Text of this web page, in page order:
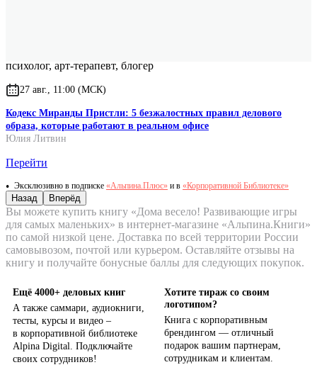
психолог, арт-терапевт, блогер
27 авг., 11:00 (МСК)
Кодекс Миранды Пристли: 5 безжалостных правил делового
образа, которые работают в реальном офисе
Юлия Литвин
Перейти
Эксклюзивно в подписке «Альпина.Плюс» и в «Корпоративной Библиотеке»
Назад Вперёд
Вы можете купить книгу «Дома весело! Развивающие игры
для самых маленьких» в интернет-магазине «Альпина.Книги»
по самой низкой цене. Доставка по всей территории России
самовывозом, почтой или курьером. Оставляйте отзывы на
книгу и получайте бонусные баллы для следующих покупок.
Ещё 4000+ деловых книг
А также саммари, аудиокниги,
тесты, курсы и видео –
в корпоративной библиотеке
Alpina Digital. Подключайте
своих сотрудников!
Хотите тираж со своим
логотипом?
Книга с корпоративным
брендингом — отличный
подарок вашим партнерам,
сотрудникам и клиентам.